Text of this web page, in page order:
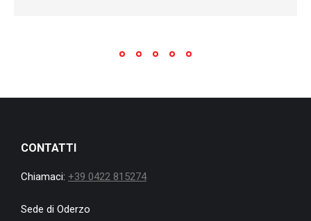
CONTATTI
Chiamaci: +39 0422 815274
Sede di Oderzo